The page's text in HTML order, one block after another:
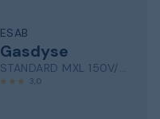
ESAB
Gasdyse
STANDARD MXL 150V/MXL 200
3,0